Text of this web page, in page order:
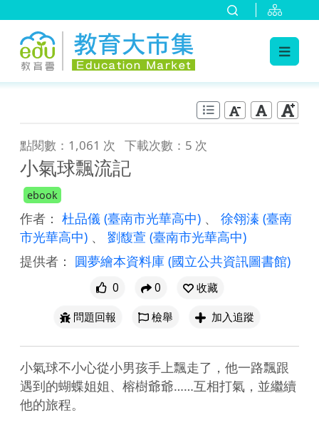
點閱數：1,061 次 下載次數：5 次
小氣球飄流記
ebook
作者： 杜品儀 (臺南市光華高中) 、 徐翎溱 (臺南
市光華高中) 、 劉馥萱 (臺南市光華高中)
提供者： 圓夢繪本資料庫 (國立公共資訊圖書館)
0 0
收藏
問題回報
檢舉 加入追蹤
小氣球不小心從小男孩手上飄走了，他一路飄跟
遇到的蝴蝶姐姐、榕樹爺爺……互相打氣，並繼續
他的旅程。